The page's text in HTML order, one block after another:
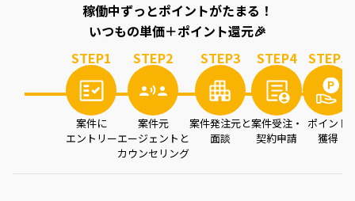
稼働中ずっとポイントがたまる！
いつもの単価＋ポイント還元🎉
STEP1
案件に
エントリー
STEP2
案件元
エージェントと
カウンセリング
STEP3
案件発注元と
面談
STEP4
案件受注・
契約申請
STEP5
ポイント
獲得